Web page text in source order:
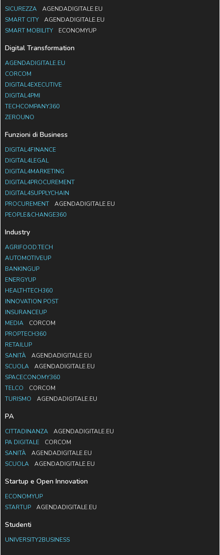
SICUREZZA
AGENDADIGITALE.EU
SMART CITY
AGENDADIGITALE.EU
SMART MOBILITY
ECONOMYUP
Digital Transformation
AGENDADIGITALE.EU
CORCOM
DIGITAL4EXECUTIVE
DIGITAL4PMI
TECHCOMPANY360
ZEROUNO
Funzioni di Business
DIGITAL4FINANCE
DIGITAL4LEGAL
DIGITAL4MARKETING
DIGITAL4PROCUREMENT
DIGITAL4SUPPLYCHAIN
PROCUREMENT
AGENDADIGITALE.EU
PEOPLE&CHANGE360
Industry
AGRIFOOD.TECH
AUTOMOTIVEUP
BANKINGUP
ENERGYUP
HEALTHTECH360
INNOVATION POST
INSURANCEUP
MEDIA
CORCOM
PROPTECH360
RETAILUP
SANITÀ
AGENDADIGITALE.EU
SCUOLA
AGENDADIGITALE.EU
SPACECONOMY360
TELCO
CORCOM
TURISMO
AGENDADIGITALE.EU
PA
CITTADINANZA
AGENDADIGITALE.EU
PA DIGITALE
CORCOM
SANITÀ
AGENDADIGITALE.EU
SCUOLA
AGENDADIGITALE.EU
Startup e Open Innovation
ECONOMYUP
STARTUP
AGENDADIGITALE.EU
Studenti
UNIVERSITY2BUSINESS